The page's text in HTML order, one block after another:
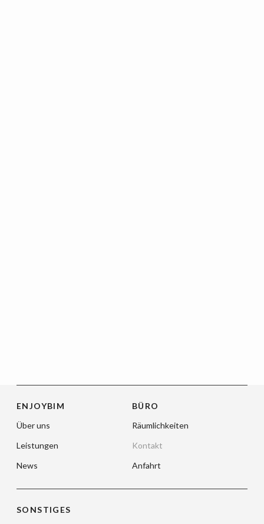
ENJOYBIM
Über uns
Leistungen
News
BÜRO
Räumlichkeiten
Kontakt
Anfahrt
SONSTIGES